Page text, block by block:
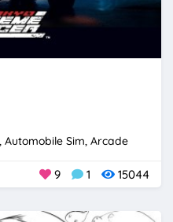
Automobile Sim Arcade
9 1 15044